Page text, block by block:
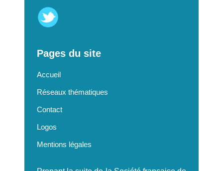
Pages du site
Accueil
Réseaux thématiques
Contact
Logos
Mentions légales